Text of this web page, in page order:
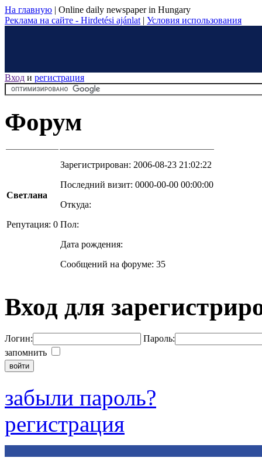
На главную | Online daily newspaper in Hungary
Реклама на сайте - Hirdetési ajánlat | Условия использования
Вход и регистрация
Форум
Светлана
Репутация: 0
Зарегистрирован: 2006-08-23 21:02:22
Последний визит: 0000-00-00 00:00:00
Откуда:
Пол:
Дата рождения:
Сообщений на форуме: 35
Вход для
Логин:
Пароль:
запомнить
забыли пароль?
регистрация